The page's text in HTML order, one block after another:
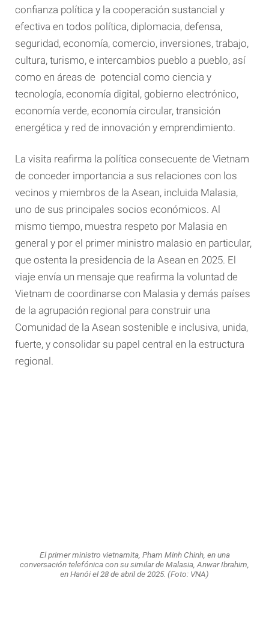
confianza política y la cooperación sustancial y
efectiva en todos política, diplomacia, defensa,
seguridad, economía, comercio, inversiones, trabajo,
cultura, turismo, e intercambios pueblo a pueblo, así
como en áreas de potencial como ciencia y
tecnología, economía digital, gobierno electrónico,
economía verde, economía circular, transición
energética y red de innovación y emprendimiento.
La visita reafirma la política consecuente de Vietnam
de conceder importancia a sus relaciones con los
vecinos y miembros de la Asean, incluida Malasia,
uno de sus principales socios económicos. Al
mismo tiempo, muestra respeto por Malasia en
general y por el primer ministro malasio en particular,
que ostenta la presidencia de la Asean en 2025. El
viaje envía un mensaje que reafirma la voluntad de
Vietnam de coordinarse con Malasia y demás países
de la agrupación regional para construir una
Comunidad de la Asean sostenible e inclusiva, unida,
fuerte, y consolidar su papel central en la estructura
regional.
El primer ministro vietnamita, Pham Minh Chinh, en una
conversación telefónica con su similar de Malasia, Anwar Ibrahim,
en Hanói el 28 de abril de 2025. (Foto: VNA)